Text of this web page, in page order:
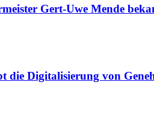
Gert-Uwe Mende
die Digitalisierung von